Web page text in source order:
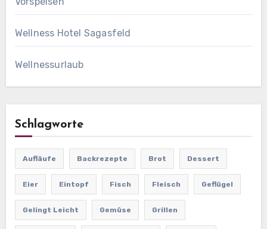
Wellness Hotel Sagasfeld
Wellnessurlaub
Schlagworte
Aufläufe Backrezepte Brot Dessert
Eier Eintopf Fisch Fleisch Geflügel
Gelingt Leicht Gemüse Grillen